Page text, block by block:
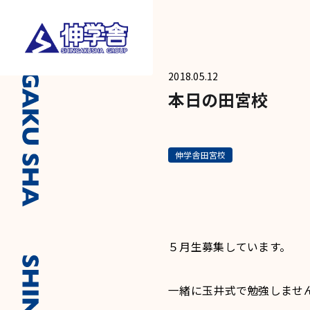
2018.05.12
本日の田宮校
伸学舎田宮校
５月生募集しています。
一緒に玉井式で勉強しませ